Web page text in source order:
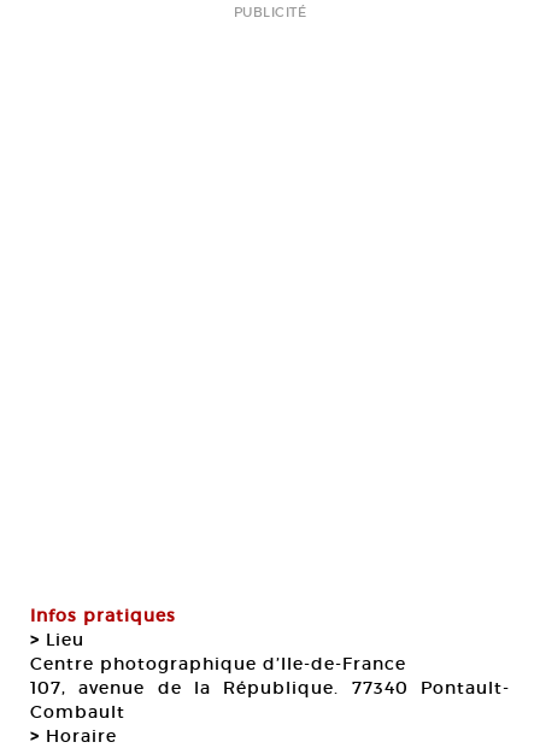
PUBLICITÉ
Infos pratiques
> Lieu
Centre photographique d’Ile-de-France
107, avenue de la République. 77340 Pontault-
Combault
> Horaire